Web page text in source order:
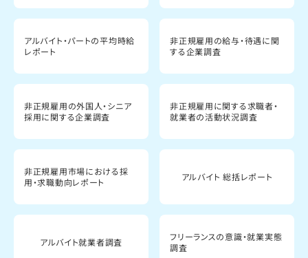
アルバイト・パートの平均時給
レポート
非正規雇用の給与・待遇に関
する企業調査
非正規雇用の外国人・シニア
採用に関する企業調査
非正規雇用に関する求職者・
就業者の活動状況調査
非正規雇用市場における採
用・求職動向レポート
アルバイト 総括レポート
アルバイト就業者調査
フリーランスの意識・就業実態
調査